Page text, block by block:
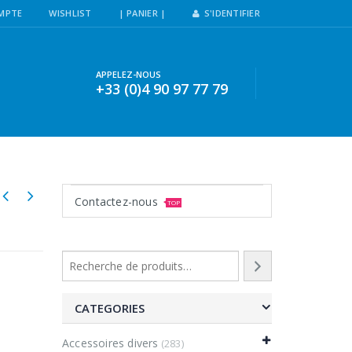
WISHLIST | PANIER | S'IDENTIFIER
APPELEZ-NOUS
+33 (0)4 90 97 77 79
Contactez-nous TOP
CATEGORIES
Accessoires divers (283)